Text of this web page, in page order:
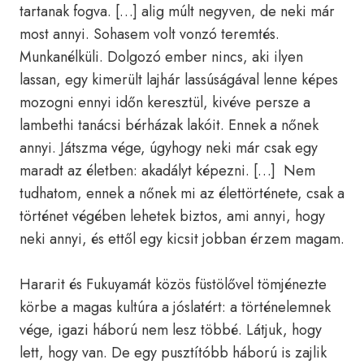
tartanak fogva. […] alig múlt negyven, de neki már
most annyi. Sohasem volt vonzó teremtés.
Munkanélküli. Dolgozó ember nincs, aki ilyen
lassan, egy kimerült lajhár lassúságával lenne képes
mozogni ennyi időn keresztül, kivéve persze a
lambethi tanácsi bérházak lakóit. Ennek a nőnek
annyi. Játszma vége, úgyhogy neki már csak egy
maradt az életben: akadályt képezni. […] Nem
tudhatom, ennek a nőnek mi az élettörténete, csak a
történet végében lehetek biztos, ami annyi, hogy
neki annyi, és ettől egy kicsit jobban érzem magam.
Hararit és Fukuyamát közös füstölővel tömjénezte
körbe a magas kultúra a jóslatért: a történelemnek
vége, igazi háború nem lesz többé. Látjuk, hogy
lett, hogy van. De egy pusztítóbb háború is zajlik